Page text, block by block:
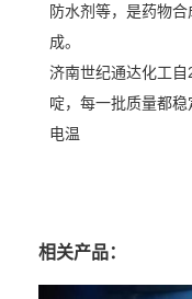
防水剂等，是药物
成。
济南世纪通达化工
啶，每一批质量都
电温
相关产品：